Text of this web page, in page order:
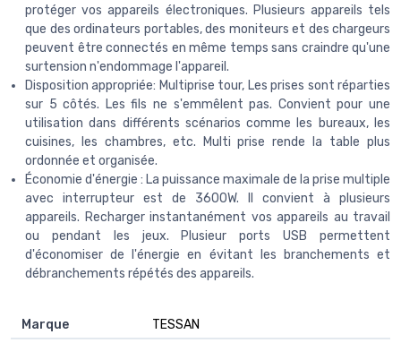
protéger vos appareils électroniques. Plusieurs appareils tels
que des ordinateurs portables, des moniteurs et des chargeurs
peuvent être connectés en même temps sans craindre qu'une
surtension n'endommage l'appareil.
Disposition appropriée: Multiprise tour, Les prises sont réparties
sur 5 côtés. Les fils ne s'emmêlent pas. Convient pour une
utilisation dans différents scénarios comme les bureaux, les
cuisines, les chambres, etc. Multi prise rende la table plus
ordonnée et organisée.
Économie d'énergie : La puissance maximale de la prise multiple
avec interrupteur est de 3600W. Il convient à plusieurs
appareils. Recharger instantanément vos appareils au travail
ou pendant les jeux. Plusieur ports USB permettent
d'économiser de l'énergie en évitant les branchements et
débranchements répétés des appareils.
Marque
‎TESSAN